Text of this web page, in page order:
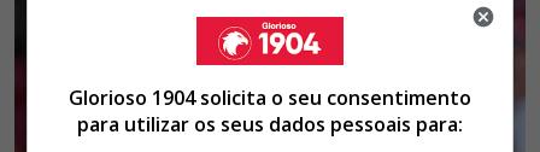
Glorioso 1904 solicita o seu consentimento
para utilizar os seus dados pessoais para: